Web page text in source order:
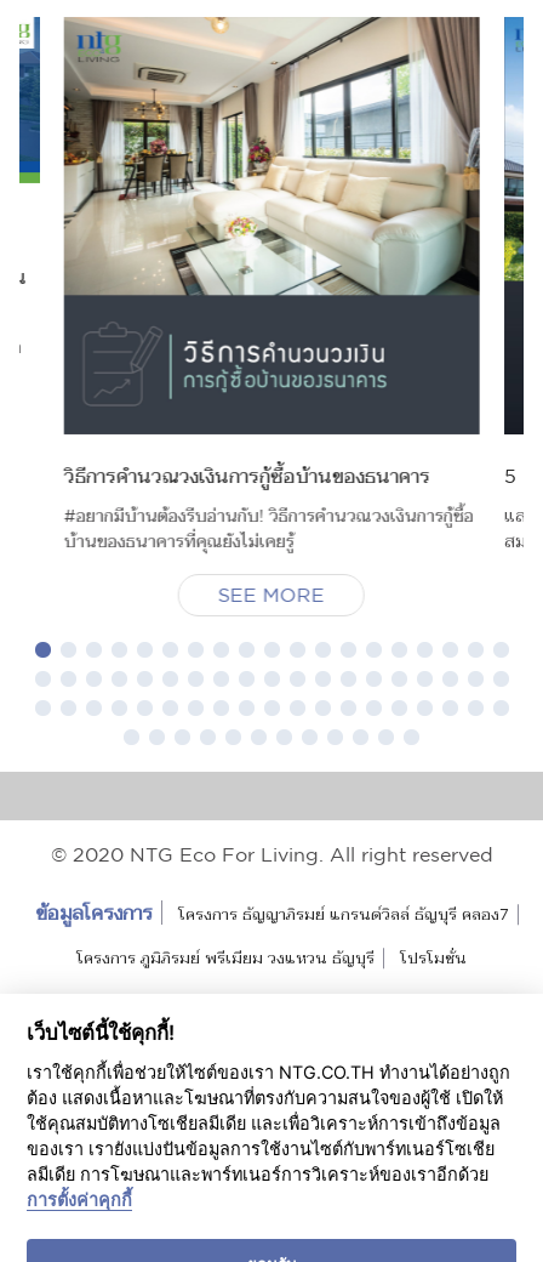
น
ก
วิธีการคำนวณวงเงินการกู้ซื้อบ้านของธนาคาร
#อยากมีบ้านต้องรีบอ่านกับ! วิธีการคำนวณวงเงินการกู้ซื้อ
บ้านของธนาคารที่คุณยังไม่เคยรู้
SEE MORE
5 สิ่
และ
สมใ
© 2020 NTG Eco For Living. All right reserved
ข้อมูลโครงการ โครงการ ธัญญาภิรมย์ แกรนด์วิลล์ ธัญบุรี คลอง7
โครงการ ภูมิภิรมย์ พรีเมียม วงแหวน ธัญบุรี โปรโมชั่น
แนวคิดการออกแบบ
บ้านพร้อมขาย ธัญญาภิรมย์ แกรนด์วิลล์ ธัญบุรี คลอง7
บ้านพร้อมขาย ภูมิภิรมย์ พรีเมียม วงแหวน ธัญบุรี
ลูกค้าสัมพันธ์ ครอบครัว NTG Home Snapshot
เว็บไซต์นี้ใช้คุกกี้!
เราใช้คุกกี้เพื่อช่วยให้ไซต์ของเรา NTG.CO.TH ทำงานได้อย่างถูก
ต้อง แสดงเนื้อหาและโฆษณาที่ตรงกับความสนใจของผู้ใช้ เปิดให้
ใช้คุณสมบัติทางโซเชียลมีเดีย และเพื่อวิเคราะห์การเข้าถึงข้อมูล
ของเรา เรายังแบ่งปันข้อมูลการใช้งานไซต์กับพาร์ทเนอร์โซเชีย
ลมีเดีย การโฆษณาและพาร์ทเนอร์การวิเคราะห์ของเราอีกด้วย
การตั้งค่าคุกกี้